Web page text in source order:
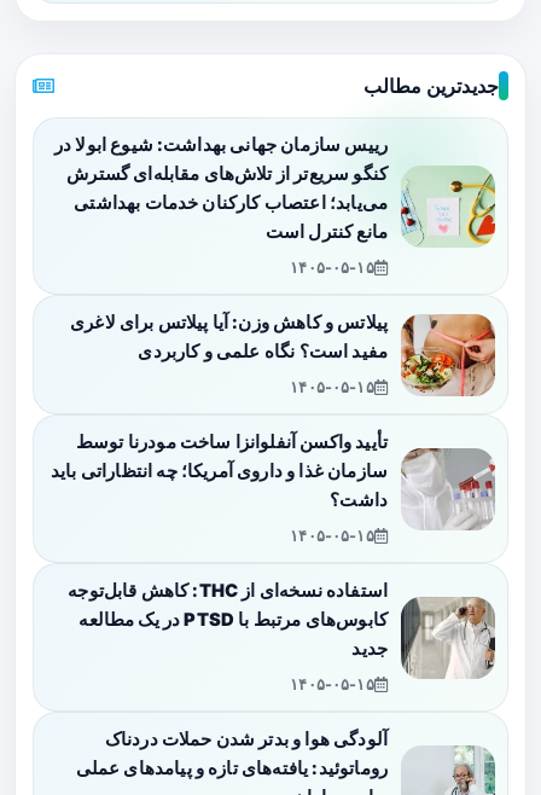
جدیدترین مطالب
رییس سازمان جهانی بهداشت: شیوع ابولا در
کنگو سریع‌تر از تلاش‌های مقابله‌ای گسترش
می‌یابد؛ اعتصاب کارکنان خدمات بهداشتی
مانع کنترل است
۱۴۰۵-۰۵-۱۵
پیلاتس و کاهش وزن: آیا پیلاتس برای لاغری
مفید است؟ نگاه علمی و کاربردی
۱۴۰۵-۰۵-۱۵
تأیید واکسن آنفلوانزا ساخت مودرنا توسط
سازمان غذا و داروی آمریکا؛ چه انتظاراتی باید
داشت؟
۱۴۰۵-۰۵-۱۵
استفاده نسخه‌ای از THC: کاهش قابل‌توجه
کابوس‌های مرتبط با PTSD در یک مطالعه
جدید
۱۴۰۵-۰۵-۱۵
آلودگی هوا و بدتر شدن حملات دردناک
روماتوئید: یافته‌های تازه و پیامدهای عملی